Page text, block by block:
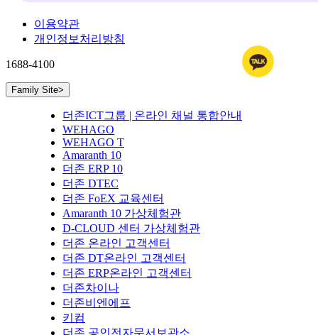
이용약관
개인정보처리방침
1688-4100
Family Site>
더존ICT그룹 | 온라인 채널 통합안내
WEHAGO
WEHAGO T
Amaranth 10
더존 ERP 10
더존 DTEC
더존 FoEX 교육센터
Amaranth 10 가상체험관
D-CLOUD 센터 가상체험관
더존 온라인 고객센터
더존 DT온라인 고객센터
더존 ERP온라인 고객센터
더존차이나
더존비엔에프
키컴
더존 공인전자문서보관소